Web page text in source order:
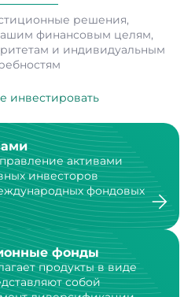
решения,
финансовым целям,
и индивидуальным
инвестировать
активами
инвесторов
фондовых
фонды
продукты в виде
собой